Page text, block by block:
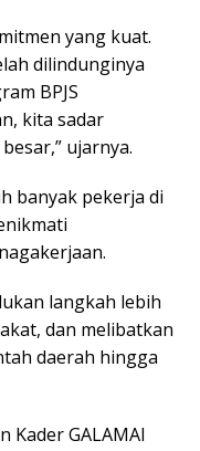
yang kuat.
dilindunginya
BPJS
kita sadar
ujarnya.
banyak pekerja di
langkah lebih
dan melibatkan
daerah hingga
Kader GALAMAI